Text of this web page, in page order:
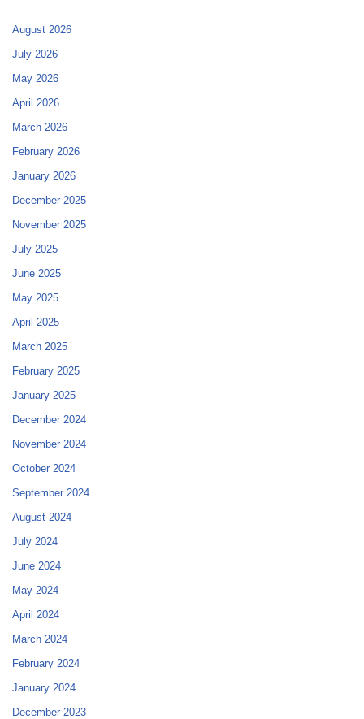
August 2026
July 2026
May 2026
April 2026
March 2026
February 2026
January 2026
December 2025
November 2025
July 2025
June 2025
May 2025
April 2025
March 2025
February 2025
January 2025
December 2024
November 2024
October 2024
September 2024
August 2024
July 2024
June 2024
May 2024
April 2024
March 2024
February 2024
January 2024
December 2023